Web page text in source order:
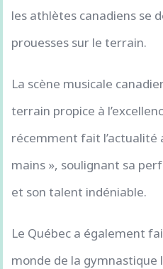
les athlètes canadiens se
prouesses sur le terrain.
La scène musicale
terrain propice à
récemment fait l’actualité
mains », soulignant sa
et son talent indéniable.
Le Québec a également
monde de la gymnastique